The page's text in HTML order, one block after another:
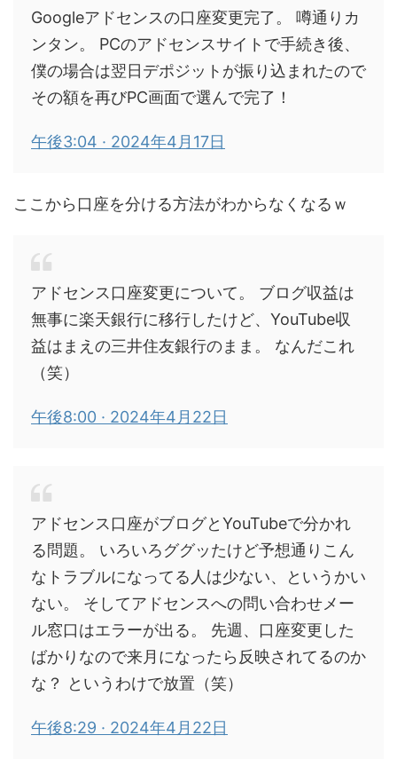
Googleアドセンスの口座変更完了。 噂通りカ
ンタン。 PCのアドセンスサイトで手続き後、
僕の場合は翌日デポジットが振り込まれたので
その額を再びPC画面で選んで完了！
午後3:04 · 2024年4月17日
ここから口座を分ける方法がわからなくなるｗ
アドセンス口座変更について。 ブログ収益は
無事に楽天銀行に移行したけど、YouTube収
益はまえの三井住友銀行のまま。 なんだこれ
（笑）
午後8:00 · 2024年4月22日
アドセンス口座がブログとYouTubeで分かれ
る問題。 いろいろググッたけど予想通りこん
なトラブルになってる人は少ない、というかい
ない。 そしてアドセンスへの問い合わせメー
ル窓口はエラーが出る。 先週、口座変更した
ばかりなので来月になったら反映されてるのか
な？ というわけで放置（笑）
午後8:29 · 2024年4月22日